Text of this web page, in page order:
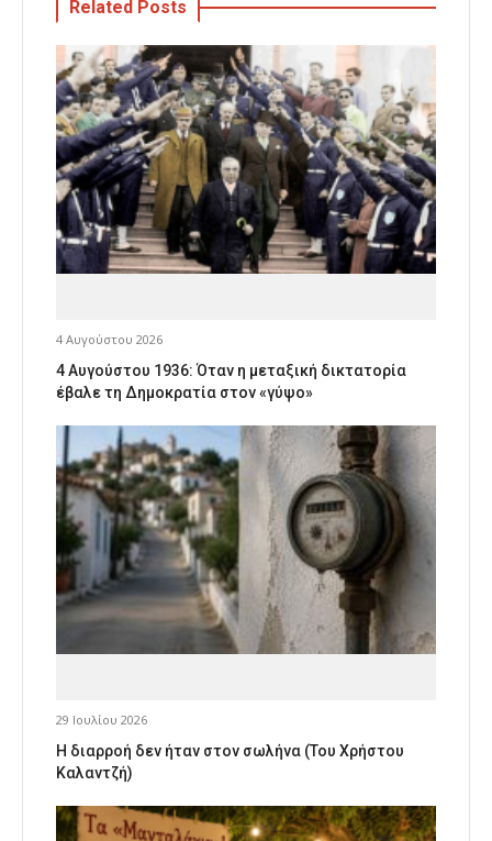
Related Posts
4 Αυγούστου 2026
4 Αυγούστου 1936: Όταν η μεταξική δικτατορία
έβαλε τη Δημοκρατία στον «γύψο»
29 Ιουλίου 2026
Η διαρροή δεν ήταν στον σωλήνα (Του Χρήστου
Καλαντζή)